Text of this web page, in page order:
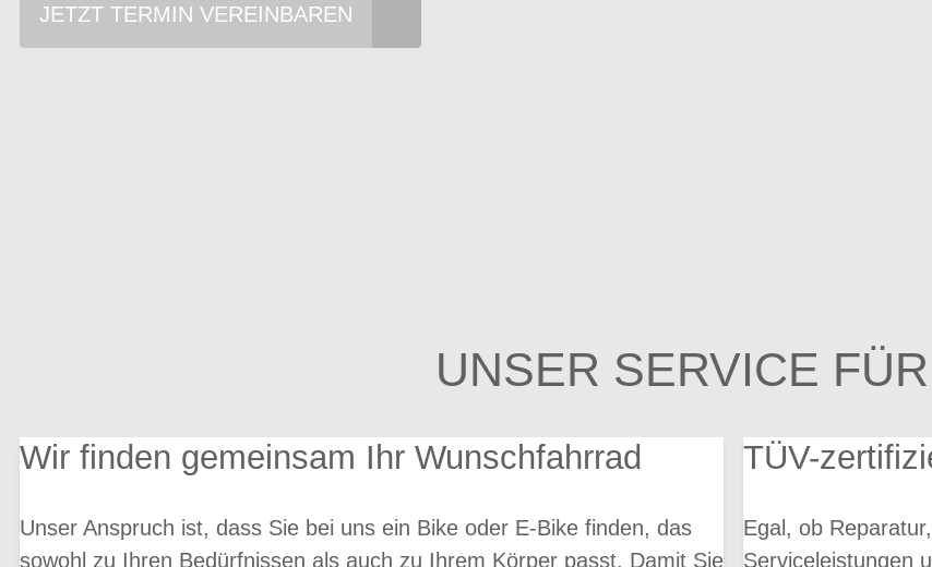
JETZT TERMIN VEREINBAREN
UNSER SERVICE
Wir finden gemeinsam Ihr Wunschfahrrad
Unser Anspruch ist, dass Sie bei uns ein Bike oder E-Bike finden, das
sowohl zu Ihren Bedürfnissen als auch zu Ihrem Körper passt. Damit Sie
TÜV-
Egal, ob
Serviceleistungen